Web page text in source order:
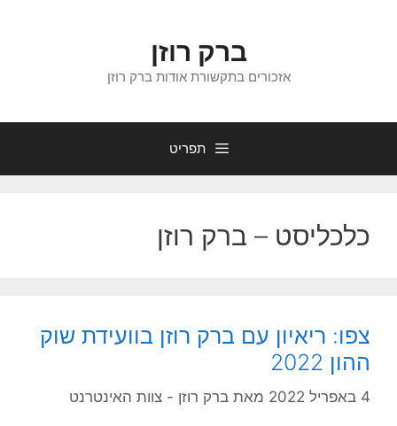
ברק רוזן
אזכורים בתקשורת אודות ברק רוזן
תפריט
כלכליסט – ברק רוזן
צפו: ריאיון עם ברק רוזן בוועידת שוק
ההון 2022
4 באפריל 2022 מאת ברק רוזן - צוות האינטרנט